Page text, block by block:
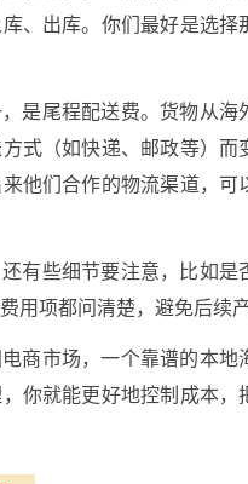
、出库。你们最好是选
是尾程配送费。货物从
式（如快递、邮政等）
他们合作的物流渠道，
有些细节要注意，比如
用项都问清楚，避免后续产
商市场，一个靠谱的本
你就能更好地控制成本